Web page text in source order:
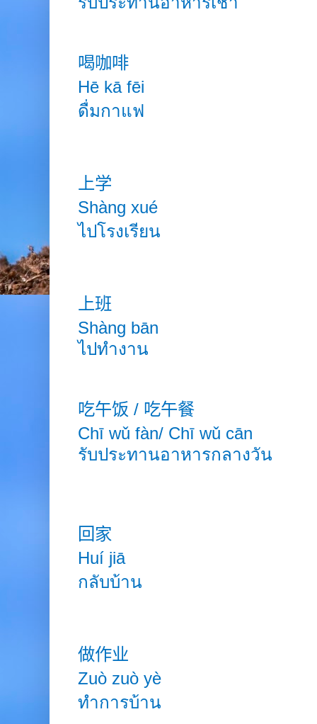
喝咖啡
Hē kā fēi
ดื่มกาแฟ
上学
Shàng xué
ไปโรงเรียน
上班
Shàng bān
ไปทำงาน
吃午饭 / 吃午餐
Chī wǔ fàn/ Chī wǔ cān
รับประทานอาหารกลางวัน
回家
Huí jiā
กลับบ้าน
做作业
Zuò zuò yè
ทำการบ้าน